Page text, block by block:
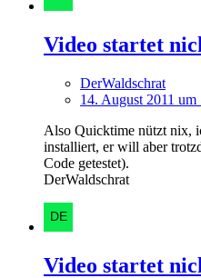
Video startet
DerWaldschrat
14. August 2011 um
Also Quicktime nützt nix,
installiert, er will aber
Code getestet).
DerWaldschrat
Video startet